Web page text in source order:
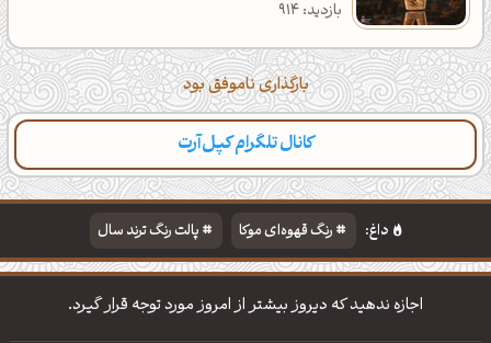
بازدید: 914
بارگذاری ناموفق بود
کانال تلگرام کپل‌آرت
داغ: رنگ قهوه‌ای موکا
پالت رنگ ترند سال
دانلود والپیپر مذهبی
تایپوگرافی شعر مولانا
اجازه ندهید که دیروز بیشتر از امروز مورد توجه قرار گیرد.